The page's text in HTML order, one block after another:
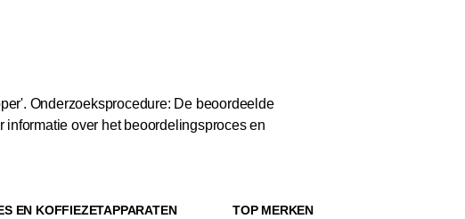
Onderzoeksprocedure: De beoordeelde
informatie over het beoordelingsproces en
EN KOFFIEZETAPPARATEN TOP MERKEN